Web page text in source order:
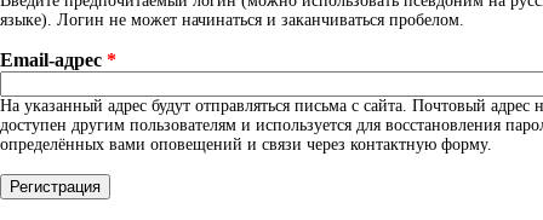
языке). Логин не может начинаться и заканчиваться пробелом.
Email-адрес *
На указанный адрес будут отправляться письма с сайта. Почтовый адрес
доступен другим пользователям и используется для восстановления
определённых вами оповещений и связи через контактную форму.